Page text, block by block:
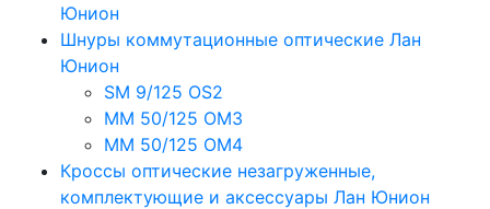
Юнион
Шнуры коммутационные оптические Лан
Юнион
SM 9/125 OS2
MM 50/125 OM3
MM 50/125 OM4
Кроссы оптические незагруженные,
комплектующие и аксессуары Лан Юнион